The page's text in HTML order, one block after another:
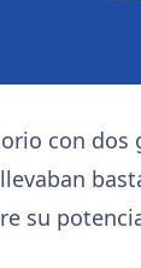
con dos
su